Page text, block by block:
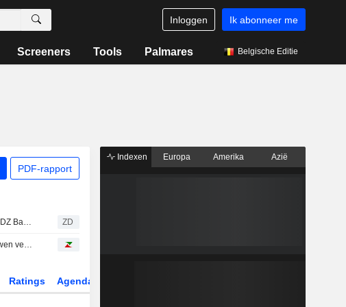
Inloggen Ik abonneer me
Screeners Tools Palmares Belgische Editie
PDF-rapport
ESSILORLUXOTTICA : DZ Bank ontvangt een koopadvies ZD
Ondanks zeker vertrouwen verlaagt DZ Bank koersdoel voor EssilorLuxottica
Ratings Agenda
Indexen Europa Amerika Azië